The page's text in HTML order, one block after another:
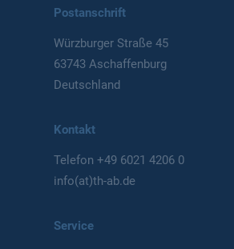
Postanschrift
Würzburger Straße 45
63743 Aschaffenburg
Deutschland
Kontakt
Telefon+49 6021 4206 0
info(at)th-ab.de
Service